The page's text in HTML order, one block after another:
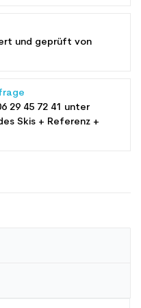
und geprüft von
29 45 72 41 unter
Skis + Referenz +